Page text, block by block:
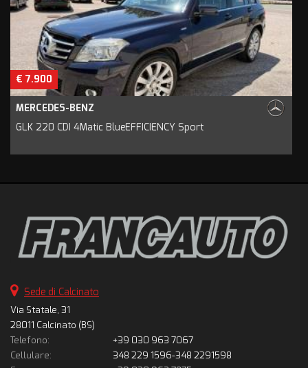
€ 7.900
MERCEDES-BENZ
GLK 220 CDI 4Matic BlueEFFICIENCY Sport
Sede di Calcinato
Via Statale, 31
28011 Calcinato (BS)
Telefono:
+39 030 963 7067
Cellulare:
348 229 1596-348 2291598